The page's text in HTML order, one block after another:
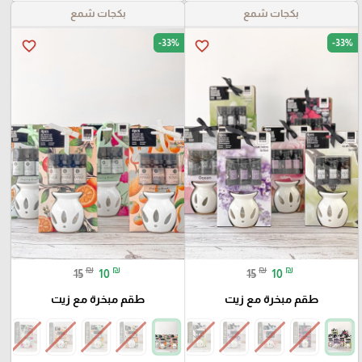
بكجات شمع
favorite_border -33%
15 ₪ 10 ₪
طقم مبخرة مع زيت
بكجات شمع
favorite_border -33%
15 ₪ 10 ₪
طقم مبخرة مع زيت